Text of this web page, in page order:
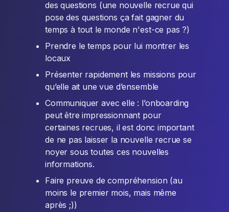
des questions (une nouvelle recrue qui
pose des questions ça fait gagner du
temps à tout le monde n'est-ce pas ?)
Prendre le temps pour lui montrer les
locaux
Présenter rapidement les missions pour
qu’elle ait une vue d’ensemble
Communiquer avec elle : l’onboarding
peut être impressionnant pour
certaines recrues, il est donc important
de ne pas laisser la nouvelle recrue se
noyer sous toutes ces nouvelles
informations.
Faire preuve de compréhension (au
moins le premier mois, mais même
après ;))